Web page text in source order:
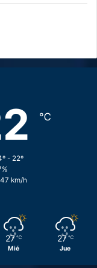
℃
- 22º
km/h
27 ℃
Mié
27 ℃
Jue